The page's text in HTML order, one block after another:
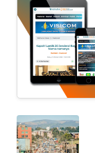
SERBA-
SERBI
PERISTIWA
TOKOH
Informasi